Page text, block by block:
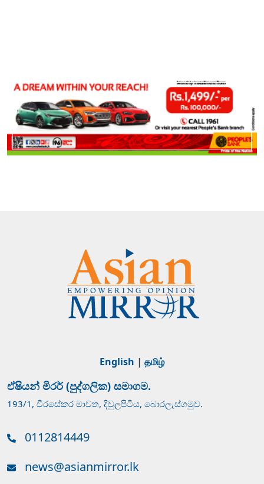
English | தமிழ்
ඒෂියන් මිරර් (පුද්ගලික) සමාගම.
193/1, වීරසේකර මාවත, දිවුලපිටිය, බොරලැස්ගමුව.
0112814449
news@asianmirror.lk